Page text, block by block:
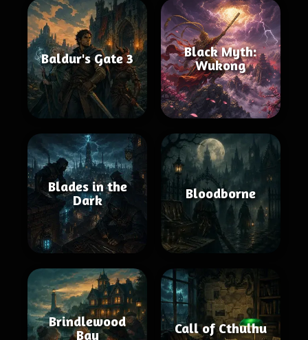
Baldur's Gate 3
Black Myth:
Wukong
Blades in the
Dark
Bloodborne
Brindlewood
Bay
Call of Cthulhu